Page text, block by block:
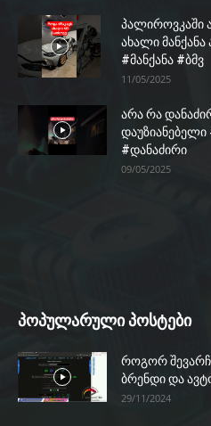
პალიროვკაში
ახალი
#მანქანა #ბმვ
11/05/2025
არა რა
#დანაძირი
09/05/2025
პოპულარული პოსტები
როგორ
ბრენდი და
29/11/2024